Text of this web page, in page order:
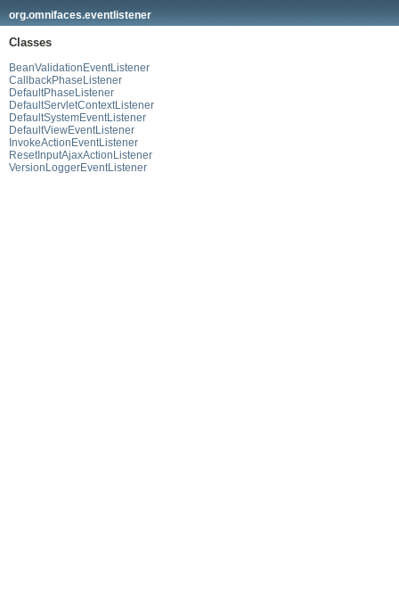
org.omnifaces.eventlistener
Classes
BeanValidationEventListener
CallbackPhaseListener
DefaultPhaseListener
DefaultServletContextListener
DefaultSystemEventListener
DefaultViewEventListener
InvokeActionEventListener
ResetInputAjaxActionListener
VersionLoggerEventListener